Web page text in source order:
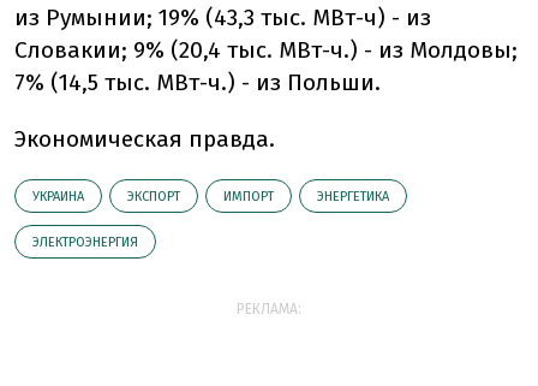
из Румынии; 19% (43,3 тыс. МВт-ч) - из
Словакии; 9% (20,4 тыс. МВт-ч.) - из Молдовы;
7% (14,5 тыс. МВт-ч.) - из Польши.
Экономическая правда.
УКРАИНА ЭКСПОРТ ИМПОРТ ЭНЕРГЕТИКА
ЭЛЕКТРОЭНЕРГИЯ
РЕКЛАМА: